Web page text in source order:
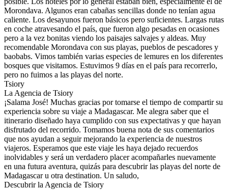
Morondava. Algunos eran cabañas sencillas donde no tenían agua
caliente. Los desayunos fueron básicos pero suficientes. Largas rutas
en coche atravesando el país, que fueron algo pesadas en ocasiones
pero a la vez bonitas viendo los paisajes salvajes y aldeas. Muy
recomendable Morondava con sus playas, pueblos de pescadores y
baobabs. Vimos también varias especies de lemures en los diferentes
bosques que visitamos. Estuvimos 9 días en el país para recorrerlo,
pero no fuimos a las playas del norte.
Tsiory
La Agencia de Tsiory
¡Salama José! Muchas gracias por tomarse el tiempo de compartir su
experiencia sobre su viaje a Madagascar. Me alegra saber que el
itinerario diseñado haya cumplido con sus expectativas y que hayan
disfrutado del recorrido. Tomamos buena nota de sus comentarios
que nos ayudan a seguir mejorando la experiencia de nuestros
viajeros. Esperamos que este viaje les haya dejado recuerdos
inolvidables y será un verdadero placer acompañarles nuevamente
en una futura aventura, quizás para descubrir las playas del norte de
Madagascar u otra destination. Un saludo,
Descubrir la Agencia de Tsiory